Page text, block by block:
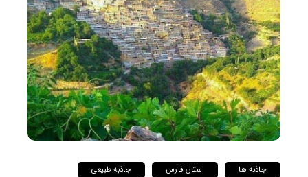
جاذبه ها استان فارس جاذبه طبیعی